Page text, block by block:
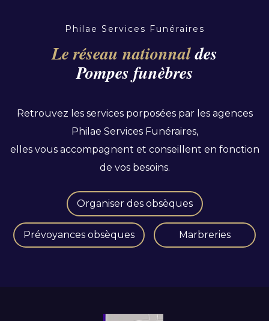
Philae Services Funéraires
Le réseau nationnaldes
Pompes funèbres
Retrouvez les services porposées par les agences
Philae Services Funéraires,
elles vous accompagnent et conseillent en fonction
de vos besoins.
Organiser des obsèques
Prévoyances obsèques Marbreries